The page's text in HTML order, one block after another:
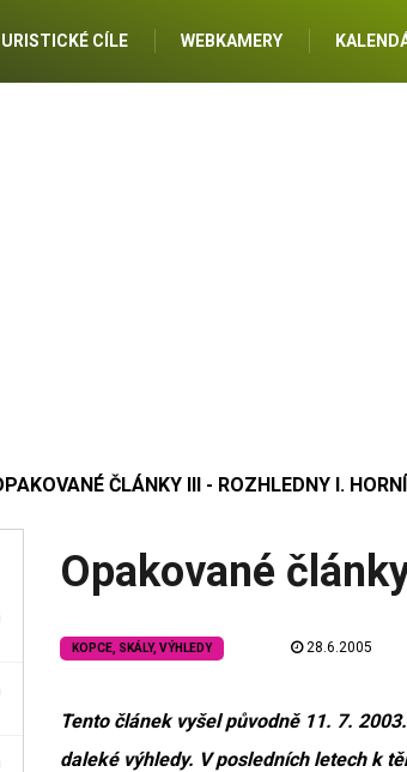
CÍLE WEBKAMERY
ČLÁNKY III - ROZHLEDNY I.
Opakované
KOPCE, SKÁLY, VÝHLEDY 28.6.2005
Tento článek vyšel původně 11. 7.
daleké výhledy. V posledních letech k